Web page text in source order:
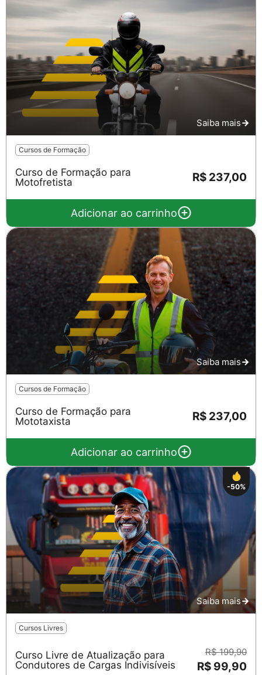
Saiba mais
Cursos de Formação
Curso de Formação para
Motofretista
R$ 237,00
Adicionar ao carrinho
Saiba mais
Cursos de Formação
Curso de Formação para
Mototaxista
R$ 237,00
Adicionar ao carrinho
-50%
Saiba mais
Cursos Livres
Curso Livre de Atualização para
Condutores de Cargas Indivisíveis
R$ 199,90
R$ 99,90